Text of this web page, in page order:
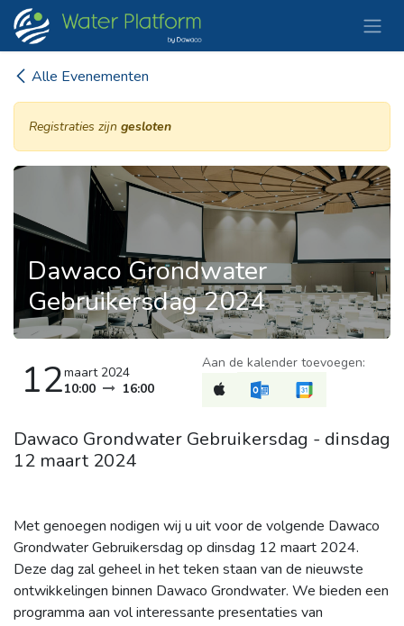
Overslaan naar inhoud
Alle Evenementen
Registraties zijn gesloten
Dawaco Grondwater
Gebruikersdag 2024
12maart 2024
10:00
16:00
Aan de kalender toevoegen:
Dawaco Grondwater Gebruikersdag - dinsdag
12 maart 2024
Met genoegen nodigen wij u uit voor de volgende Dawaco
Grondwater Gebruikersdag op dinsdag 12 maart 2024.
Deze dag zal geheel in het teken staan van de nieuwste
ontwikkelingen binnen Dawaco Grondwater. We bieden een
programma aan vol interessante presentaties van